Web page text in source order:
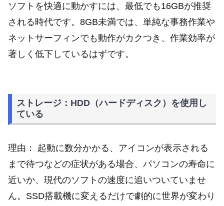
ソフトを快適に動かすには、最低でも16GBが推奨
される時代です。8GB未満では、単純な事務作業や
ネットサーフィンでも動作がカクつき、作業効率が
著しく低下しているはずです。
ストレージ：HDD（ハードディスク）を使用し
ている
理由： 起動に数分かかる、アイコンが表示される
まで待つなどの症状がある場合、パソコンの寿命に
近いか、現代のソフトの速度に追いついていませ
ん。SSD搭載機に変えるだけで劇的に世界が変わり